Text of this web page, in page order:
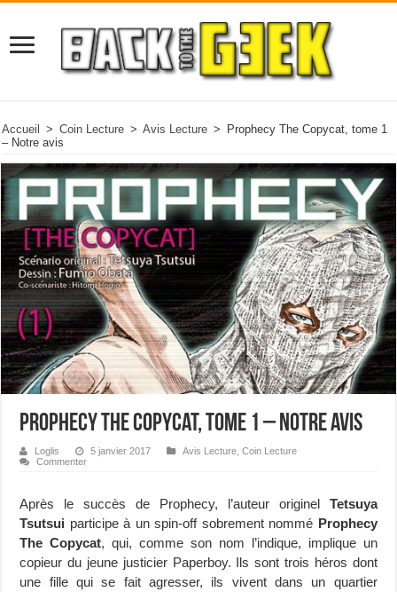
Accueil > Coin Lecture > Avis Lecture >
Prophecy The Copycat, tome 1
– Notre avis
Prophecy The Copycat, tome 1 – Notre avis
Loglis 5 janvier 2017 Avis Lecture ,Coin Lecture
Commenter
Après le succès de Prophecy, l’auteur originel Tetsuya
Tsutsui participe à un spin-off sobrement nommé Prophecy
The Copycat, qui, comme son nom l’indique, implique un
copieur du jeune justicier Paperboy. Ils sont trois héros dont
une fille qui se fait agresser, ils vivent dans un quartier